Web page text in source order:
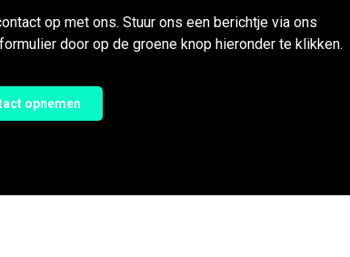
op met ons. Stuur ons een berichtje via ons
door op de groene knop hieronder te klikken.
opnemen